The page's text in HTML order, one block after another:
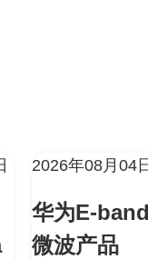
2026年08月04
华为E-
微波产品